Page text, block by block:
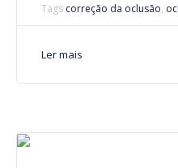
Tags correção da oclusão,
Ler mais